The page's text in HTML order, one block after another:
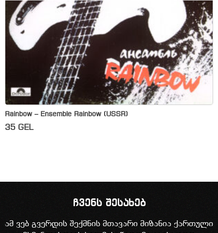
Rainbow – Ensemble Rainbow (USSR)
35 GEL
ჩვენს შესახებ
ამ ვებ გვერდის შექმნის მთავარი მიზანია ქართული